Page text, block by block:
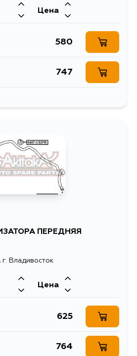
Цена
580
747
747
ПЕРЕДНЯЯ
г. Владивосток
Цена
625
764